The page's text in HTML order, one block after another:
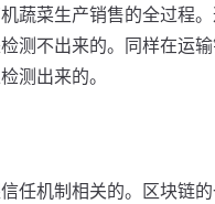
蔬菜生产销售的全过程
测不出来的。同样在运
测出来的。
任机制相关的。区块链